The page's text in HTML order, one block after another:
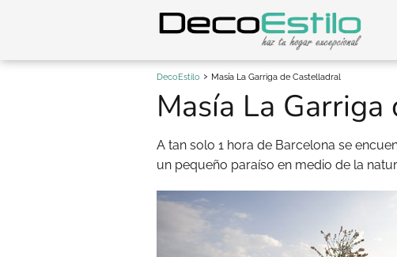
DecoEstilo Masía La Garriga de Castelladral
Masía La
A tan solo 1 hora de Barcelona se
un pequeño paraíso en medio de la